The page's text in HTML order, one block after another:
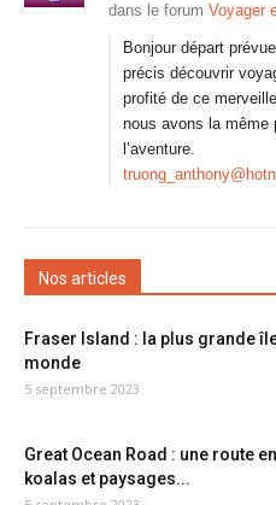
dans le forum Voyager
Bonjour départ
précis découvrir
profité de ce
nous avons la même
l’aventure.
Nos articles
Fraser Island : la plus grande
monde
5 septembre 2023
Great Ocean Road : une route
koalas et paysages...